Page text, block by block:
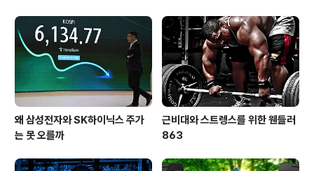
왜 삼성전자와 SK하이닉스 주가
는 못 오를까
근비대와 스트렝스를 위한 웬들러
863